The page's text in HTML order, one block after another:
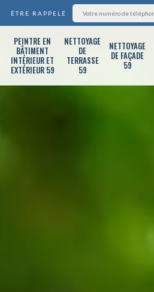
ÊTRE RAPPELÉ
PEINTRE EN
BÂTIMENT
INTÉRIEUR ET
EXTÉRIEUR 59
NETTOYAGE
DE
TERRASSE
59
NETTOYAGE
DE FAÇADE
59